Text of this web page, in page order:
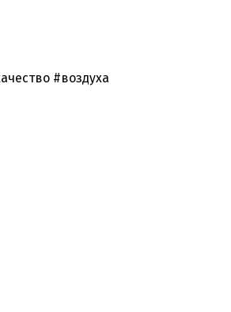
#воздуха